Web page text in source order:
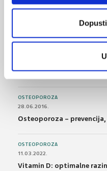
14.07.2016.
Što su probiotici i kako se
OSTEOPOROZA
28.06.2016.
Osteoporoza –
OSTEOPOROZA
11.03.2022.
Vitamin D: optimalne